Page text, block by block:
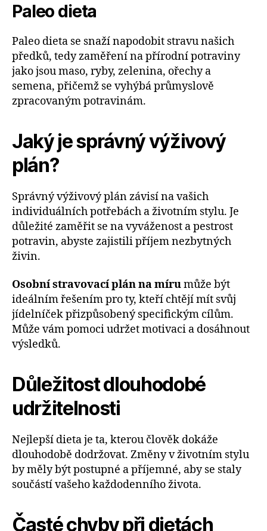
Paleo dieta
Paleo dieta se snaží napodobit stravu našich
předků, tedy zaměření na přírodní potraviny
jako jsou maso, ryby, zelenina, ořechy a
semena, přičemž se vyhýbá průmyslově
zpracovaným potravinám.
Jaký je správný výživový
plán?
Správný výživový plán závisí na vašich
individuálních potřebách a životním stylu. Je
důležité zaměřit se na vyváženost a pestrost
potravin, abyste zajistili příjem nezbytných
živin.
Osobní stravovací plán na mírumůže být
ideálním řešením pro ty, kteří chtějí mít svůj
jídelníček přizpůsobený specifickým cílům.
Může vám pomoci udržet motivaci a dosáhnout
výsledků.
Důležitost dlouhodobé
udržitelnosti
Nejlepší dieta je ta, kterou člověk dokáže
dlouhodobě dodržovat. Změny v životním stylu
by měly být postupné a příjemné, aby se staly
součástí vašeho každodenního života.
Časté chyby při dietách